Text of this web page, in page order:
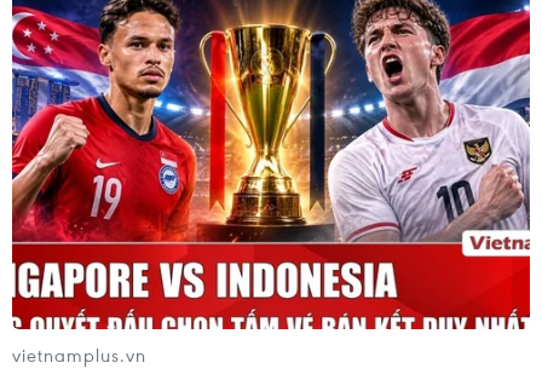
Nước sông Hồng dâng lên sát mức báo động khiến nhiều người
dân lo lắng. (Ảnh: Phạm Tuấn Anh/TTXVN)
(TTXVN/Vietnam+)
vietnamplus.vn